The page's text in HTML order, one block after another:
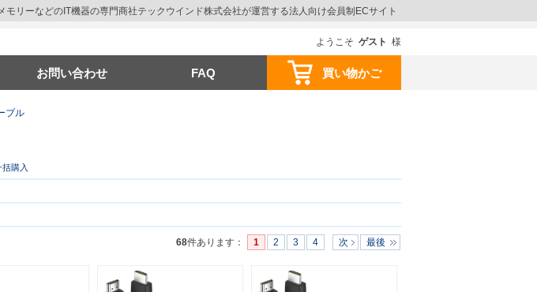
ようこそ ゲスト 様
モリーなどのIT機器の専門商社テックウインド株式会社が運営する法人向け会員制ECサイト
お問い合わせ FAQ 買い物かご
ブル
括購入
68件あります ： 1 2 3 4 次 最後